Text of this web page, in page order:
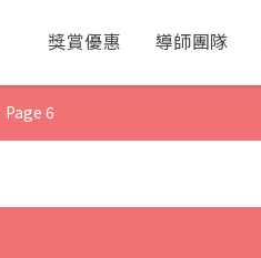
獎賞優惠 導師團隊
Page 6